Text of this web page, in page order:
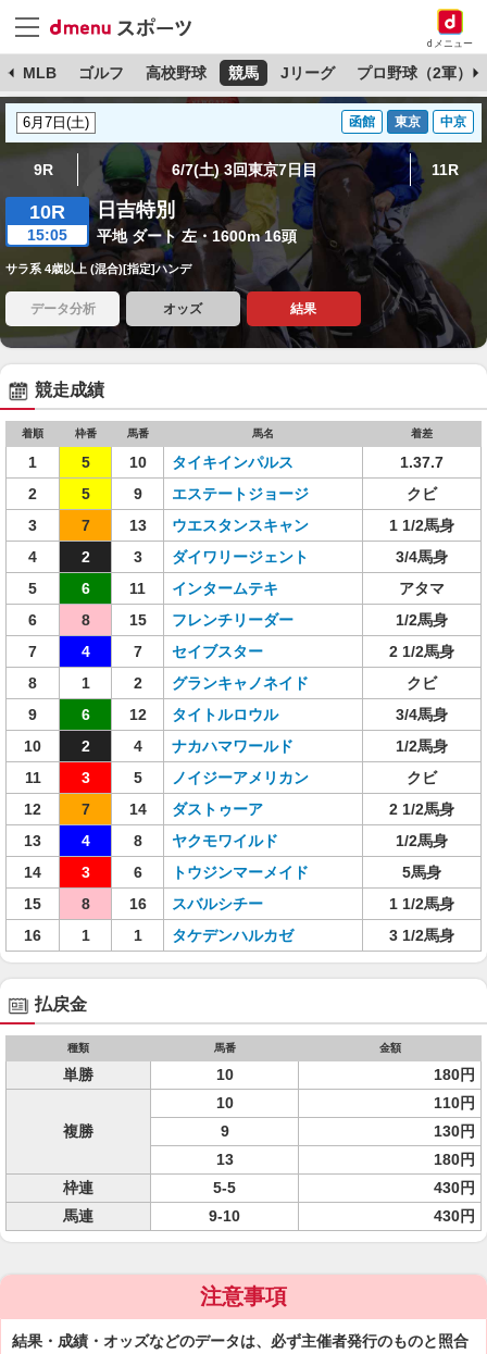
dメニュー
MLB ゴルフ 高校野球 競馬 Jリーグ プロ野球（2軍）
函館 東京 中京
9R 6/7(土) 3回東京7日目 11R
10R
15:05
日吉特別
平地 ダート 左・1600m 16頭
サラ系 4歳以上 (混合)[指定]ハンデ
データ分析 オッズ 結果
競走成績
着順 枠番 馬番 馬名 着差
1 5 10 タイキインパルス
1.37.7
2
5 9 エステートジョージ
クビ
3
7 13 ウエスタンスキャン
1 1/2馬身
4
2 3 ダイワリージェント
3/4馬身
5
6 11 インタームテキ
アタマ
6
8 15 フレンチリーダー
1/2馬身
7
4 7 セイブスター
2 1/2馬身
8
1 2 グランキャノネイド
クビ
9
6 12 タイトルロウル
3/4馬身
10
2 4 ナカハマワールド
1/2馬身
11
3 5 ノイジーアメリカン
クビ
12
7 14 ダストゥーア
2 1/2馬身
13
4 8 ヤクモワイルド
1/2馬身
14
3 6 トウジンマーメイド
5馬身
15
8 16 スバルシチー
1 1/2馬身
16
1 1 タケデンハルカゼ 3 1/2馬身
払戻金
種類 馬番 金額
単勝 10 180円
複勝
10
110円
9
130円
13
180円
枠連
5-5
430円
馬連
9-10 430円
注意事項
結果・成績・オッズなどのデータは、必ず主催者発行のものと照合